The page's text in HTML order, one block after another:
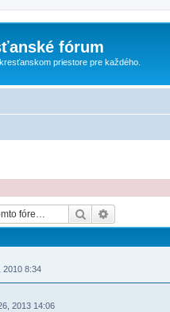
fórum
priestore pre každého.
Hľadať
2010 8:34
2013 14:06